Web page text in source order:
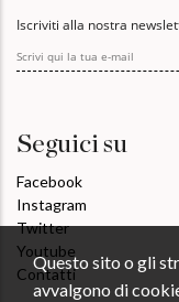
Iscriviti alla nostra
Seguici su
Facebook
Instagram
Twitter
Youtube
Contatti
Questo sito o gli
avvalgono di